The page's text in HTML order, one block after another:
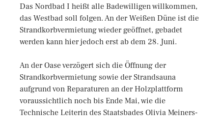
Das Nordbad I heißt alle Badewilligen willkommen,
das Westbad soll folgen. An der Weißen Düne ist die
Strandkorbvermietung wieder geöffnet, gebadet
werden kann hier jedoch erst ab dem 28. Juni.
An der Oase verzögert sich die Öffnung der
Strandkorbvermietung sowie der Strandsauna
aufgrund von Reparaturen an der Holzplattform
voraussichtlich noch bis Ende Mai, wie die
Technische Leiterin des Staatsbades Olivia Meiners-